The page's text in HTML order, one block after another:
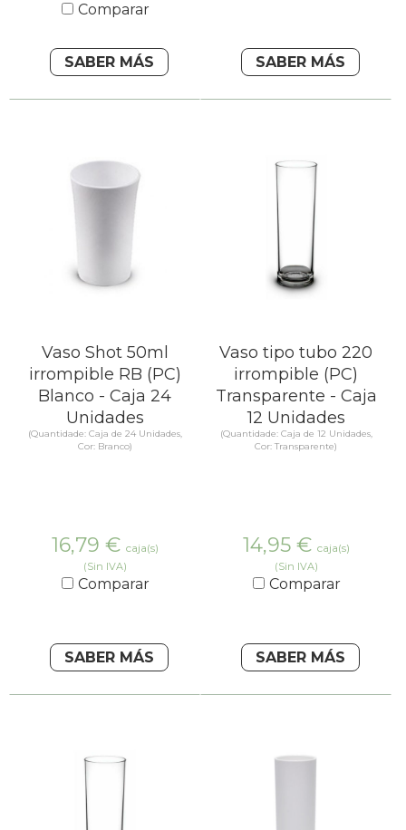
Comparar
SABER MÁS SABER MÁS
Vaso Shot 50ml
irrompible RB (PC)
Blanco - Caja 24
Unidades
(Quantidade: Caja de 24 Unidades,
Cor: Branco)
16,79 € caja(s)
(Sin IVA)
Comparar
SABER MÁS
Vaso tipo tubo 220
irrompible (PC)
Transparente - Caja
12 Unidades
(Quantidade: Caja de 12 Unidades,
Cor: Transparente)
14,95 € caja(s)
(Sin IVA)
Comparar
SABER MÁS